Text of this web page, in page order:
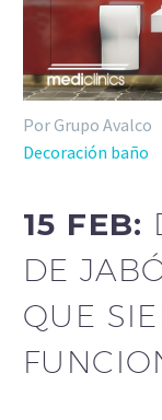
Por Grupo Avalco
Decoración baño
15 FEB:
DE
QUE